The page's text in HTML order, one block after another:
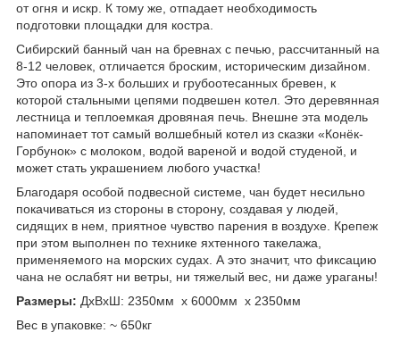
от огня и искр. К тому же, отпадает необходимость
подготовки площадки для костра.
Сибирский банный чан на бревнах с печью, рассчитанный на
8-12 человек, отличается броским, историческим дизайном.
Это опора из 3-х больших и грубоотесанных бревен, к
которой стальными цепями подвешен котел. Это деревянная
лестница и теплоемкая дровяная печь. Внешне эта модель
напоминает тот самый волшебный котел из сказки «Конёк-
Горбунок» с молоком, водой вареной и водой студеной, и
может стать украшением любого участка!
Благодаря особой подвесной системе, чан будет несильно
покачиваться из стороны в сторону, создавая у людей,
сидящих в нем, приятное чувство парения в воздухе. Крепеж
при этом выполнен по технике яхтенного такелажа,
применяемого на морских судах. А это значит, что фиксацию
чана не ослабят ни ветры, ни тяжелый вес, ни даже ураганы!
Размеры: ДxВxШ: 2350мм х 6000мм x 2350мм
Вес в упаковке: ~ 650кг